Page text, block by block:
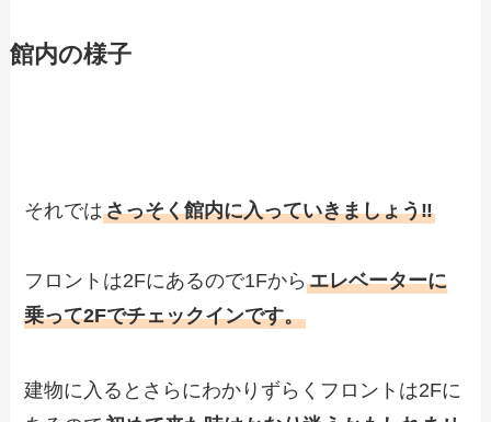
館内の様子
それではさっそく館内に入っていきましょう‼︎
フロントは2Fにあるので1Fからエレベーターに
乗って2Fでチェックインです。
建物に入るとさらにわかりずらくフロントは2Fに